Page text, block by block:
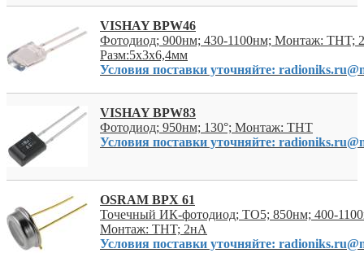
VISHAY BPW46
Фотодиод; 900нм; 430-1100нм; Монтаж: THT;
Разм:5x3x6,4мм
Условия поставки уточняйте:
VISHAY BPW83
Фотодиод; 950нм; 130°; Монтаж: THT
Условия поставки уточняйте:
OSRAM BPX 61
Точечный ИК-фотодиод; TO5; 850нм; 400-
Монтаж: THT; 2нА
Условия поставки уточняйте: